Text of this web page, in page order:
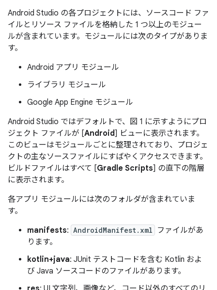
Android Studio の各プロジェクトには、ソースコード ファ
イルとリソース ファイルを格納した 1 つ以上のモジュー
ルが含まれています。モジュールには次のタイプがありま
す。
Android アプリ モジュール
ライブラリ モジュール
Google App Engine モジュール
Android Studio ではデフォルトで、図 1 に示すようにプロ
ジェクト ファイルが [Android] ビューに表示されます。
このビューはモジュールごとに整理されており、プロジェ
クトの主なソースファイルにすばやくアクセスできます。
ビルドファイルはすべて [Gradle Scripts] の直下の階層
に表示されます。
各アプリ モジュールには次のフォルダが含まれていま
す。
manifests: AndroidManifest.xml
ファイルがあ
ります。
kotlin+java: JUnit テストコードを含む Kotlin およ
び Java ソースコードのファイルがあります。